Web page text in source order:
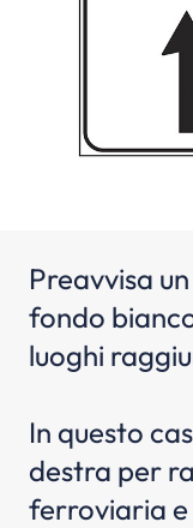
Preavvisa
fondo
luoghi
In questo
destra per
ferroviaria e